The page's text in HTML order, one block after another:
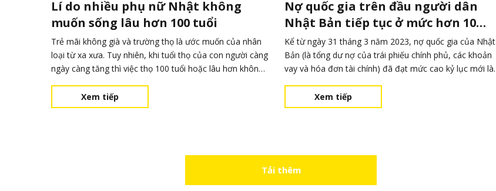
Lí do nhiều phụ nữ Nhật không
muốn sống lâu hơn 100 tuổi
Trẻ mãi không già và trường thọ là ước muốn của nhân
loại từ xa xưa. Tuy nhiên, khi tuổi thọ của con người càng
ngày càng tăng thì việc thọ 100 tuổi hoặc lâu hơn không
Foundation, chỉ 22% người dân Nhật Bản cho biết họ
muốn sống lâu hơn 100 tuổi.
Xem tiếp
Nợ quốc gia trên đầu người dân
Nhật Bản tiếp tục ở mức hơn 10
triệu yên
Kể từ ngày 31 tháng 3 năm 2023, nợ quốc gia của Nhật
Bản (là tổng dư nợ của trái phiếu chính phủ, các khoản
vay và hóa đơn tài chính) đã đạt mức cao kỷ lục mới là
tăng 29,2 nghìn tỷ yên. Nguyên chủ yếu là do các biện
pháp kích thích tài k
Xem tiếp
Tải thêm